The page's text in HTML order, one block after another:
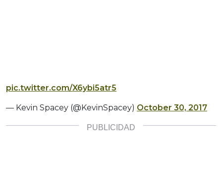
pic.twitter.com/X6ybi5atr5
— Kevin Spacey (@KevinSpacey) October 30, 2017